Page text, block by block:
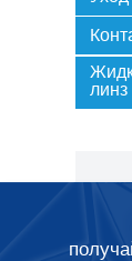
линз